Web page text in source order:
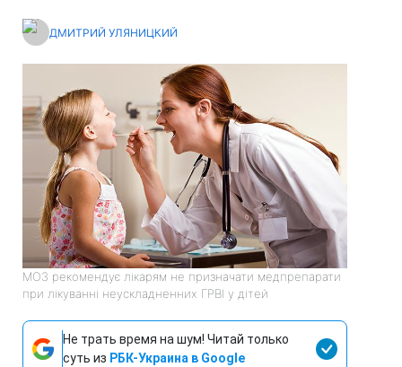
ДМИТРИЙ УЛЯНИЦКИЙ
МОЗ рекомендує лікарям не призначати медпрепарати
при лікуванні неускладненних ГРВІ у дітей
Не трать время на шум! Читай только
суть из РБК-Украина в Google